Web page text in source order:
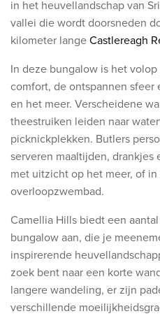
in het heuvellandschap van
vallei die wordt doorsneden
kilometer langeCastlereagh
In deze bungalow is het
comfort, de ontspannen
en het meer. Verscheidene
theestruiken leiden naar
picknickplekken. Butlers
serveren maaltijden, drankjes
met uitzicht op het meer, of in
overloopzwembad.
Camellia Hills biedt een aantal
bungalow aan, die je
inspirerende
zoek bent naar een korte
langere wandeling, er zijn
verschillende